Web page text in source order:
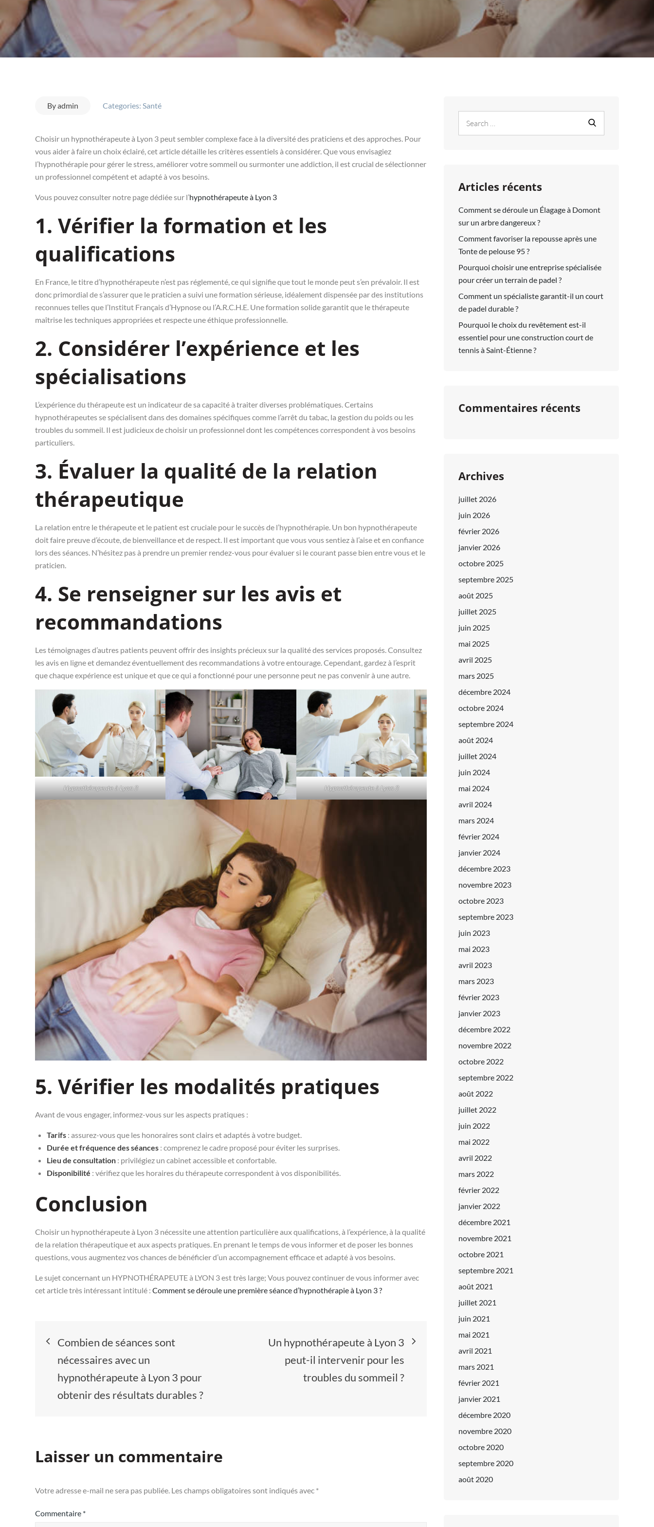
Byadmin Categories: Santé
Choisir un hypnothérapeute à Lyon 3 peut sembler complexe face à la diversité des praticiens et des approches. Pour
vous aider à faire un choix éclairé, cet article détaille les critères essentiels à considérer. Que vous envisagiez
l’hypnothérapie pour gérer le stress, améliorer votre sommeil ou surmonter une addiction, il est crucial de sélectionner
un professionnel compétent et adapté à vos besoins.
Vous pouvez consulter notre page dédiée sur l’hypnothérapeute à Lyon 3
1. Vérifier la formation et les
qualifications
En France, le titre d’hypnothérapeute n’est pas réglementé, ce qui signifie que tout le monde peut s’en prévaloir. Il est
donc primordial de s’assurer que le praticien a suivi une formation sérieuse, idéalement dispensée par des institutions
reconnues telles que l’Institut Français d’Hypnose ou l’A.R.C.H.E. Une formation solide garantit que le thérapeute
maîtrise les techniques appropriées et respecte une éthique professionnelle.
2. Considérer l’expérience et les
spécialisations
L’expérience du thérapeute est un indicateur de sa capacité à traiter diverses problématiques. Certains
hypnothérapeutes se spécialisent dans des domaines spécifiques comme l’arrêt du tabac, la gestion du poids ou les
troubles du sommeil. Il est judicieux de choisir un professionnel dont les compétences correspondent à vos besoins
particuliers.
3. Évaluer la qualité de la relation
thérapeutique
La relation entre le thérapeute et le patient est cruciale pour le succès de l’hypnothérapie. Un bon hypnothérapeute
doit faire preuve d’écoute, de bienveillance et de respect. Il est important que vous vous sentiez à l’aise et en confiance
lors des séances. N’hésitez pas à prendre un premier rendez-vous pour évaluer si le courant passe bien entre vous et le
praticien.
4. Se renseigner sur les avis et
recommandations
Les témoignages d’autres patients peuvent offrir des insights précieux sur la qualité des services proposés. Consultez
les avis en ligne et demandez éventuellement des recommandations à votre entourage. Cependant, gardez à l’esprit
que chaque expérience est unique et que ce qui a fonctionné pour une personne peut ne pas convenir à une autre.
Hypnothérapeute à Lyon 3 Hypnothérapeute à Lyon 3
5. Vérifier les modalités pratiques
Avant de vous engager, informez-vous sur les aspects pratiques :
Tarifs : assurez-vous que les honoraires sont clairs et adaptés à votre budget.
Durée et fréquence des séances : comprenez le cadre proposé pour éviter les surprises.
Lieu de consultation : privilégiez un cabinet accessible et confortable.
Disponibilité : vérifiez que les horaires du thérapeute correspondent à vos disponibilités.
Conclusion
Choisir un hypnothérapeute à Lyon 3 nécessite une attention particulière aux qualifications, à l’expérience, à la qualité
de la relation thérapeutique et aux aspects pratiques. En prenant le temps de vous informer et de poser les bonnes
questions, vous augmentez vos chances de bénéficier d’un accompagnement efficace et adapté à vos besoins.
Le sujet concernant un HYPNOTHÉRAPEUTE à LYON 3 est très large; Vous pouvez continuer de vous informer avec
cet article très intéressant intitulé : Comment se déroule une première séance d’hypnothérapie à Lyon 3 ?
Navigation
de
l’article
Combien de séances sont
nécessaires avec un
hypnothérapeute à Lyon 3 pour
obtenir des résultats durables ?
Un hypnothérapeute à Lyon 3
peut-il intervenir pour les
troubles du sommeil ?
Laisser un commentaire
Votre adresse e-mail ne sera pas publiée. Les champs obligatoires sont indiqués avec *
Commentaire *
for:
Articles récents
Comment se déroule un Élagage à Domont
sur un arbre dangereux ?
Comment favoriser la repousse après une
Tonte de pelouse 95 ?
Pourquoi choisir une entreprise spécialisée
pour créer un terrain de padel ?
Comment un spécialiste garantit-il un court
de padel durable ?
Pourquoi le choix du revêtement est-il
essentiel pour une construction court de
tennis à Saint-Étienne ?
Commentaires récents
Archives
juillet 2026
juin 2026
février 2026
janvier 2026
octobre 2025
septembre 2025
août 2025
juillet 2025
juin 2025
mai 2025
avril 2025
mars 2025
décembre 2024
octobre 2024
septembre 2024
août 2024
juillet 2024
juin 2024
mai 2024
avril 2024
mars 2024
février 2024
janvier 2024
décembre 2023
novembre 2023
octobre 2023
septembre 2023
juin 2023
mai 2023
avril 2023
mars 2023
février 2023
janvier 2023
décembre 2022
novembre 2022
octobre 2022
septembre 2022
août 2022
juillet 2022
juin 2022
mai 2022
avril 2022
mars 2022
février 2022
janvier 2022
décembre 2021
novembre 2021
octobre 2021
septembre 2021
août 2021
juillet 2021
juin 2021
mai 2021
avril 2021
mars 2021
février 2021
janvier 2021
décembre 2020
novembre 2020
octobre 2020
septembre 2020
août 2020